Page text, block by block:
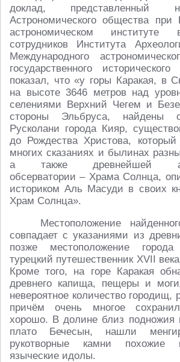
доклад, представленный
Астрономического общества при
астрономическом институте
сотрудников Института
Международного
государственного
показал, что «у горы Каракая, в
на высоте 3646 метров над
селениями Верхний Чегем и
стороны Эльбруса, найдены
Русколани города Кияр,
до Рождества Христова,
многих сказаниях и былинах
а также древнейшей
обсерватории – Храма Солнца,
историком Аль Масуди в своих
Храм Солнца».
Местоположение
совпадает с указаниями из
позже местоположение
турецкий путешественник XVII
Кроме того, на горе Каракая
древнего капища, пещеры и
невероятное количество городищ,
причём очень многое
хорошо. В долине близ подножия
плато Бечесын, нашли
рукотворные камни похожие
языческие идолы.